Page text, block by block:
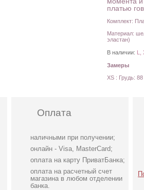
платью
Комплект:
Материал:
эластан)
В наличии: L,
Замеры
XS : Грудь:
Оплата
наличными при получении;
онлайн - Visa, MasterCard;
оплата на карту ПриватБанка;
оплата на расчетный счет
магазина в любом отделении
банка.